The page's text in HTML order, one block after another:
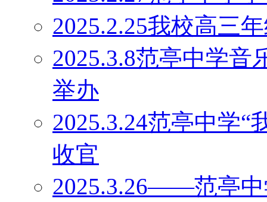
2025.2.25我校高三
2025.3.8范亭中学音
举办
2025.3.24范亭中学“
收官
2025.3.26——范亭中